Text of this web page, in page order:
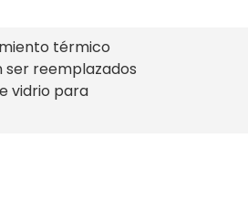
térmico
ser reemplazados
vidrio para